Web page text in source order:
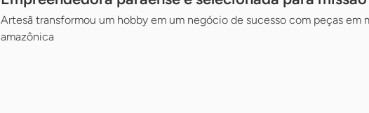
Artesã transformou um hobby em um negócio de sucesso com peças em
amazônica